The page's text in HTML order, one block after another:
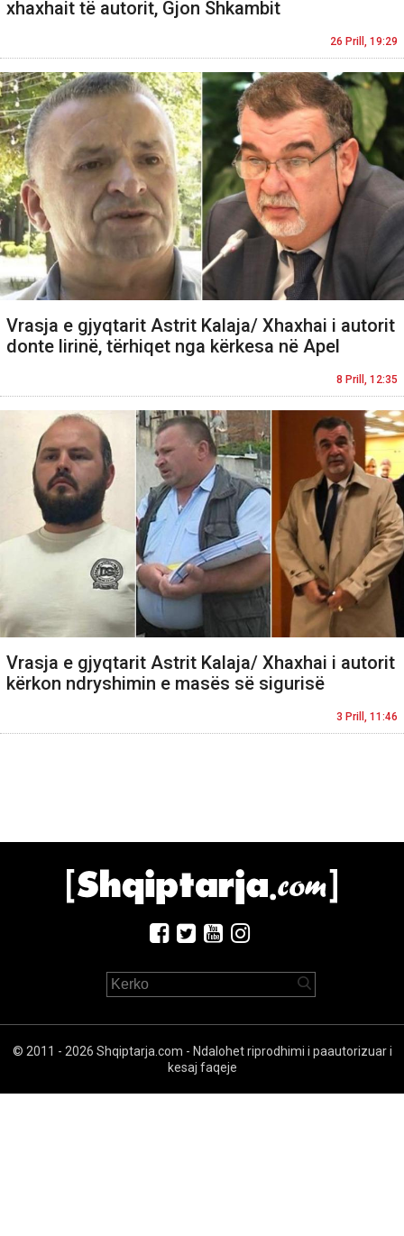
xhaxhait të autorit, Gjon Shkambit
26 Prill, 19:29
Vrasja e gjyqtarit Astrit Kalaja/ Xhaxhai i autorit
donte lirinë, tërhiqet nga kërkesa në Apel
8 Prill, 12:35
Vrasja e gjyqtarit Astrit Kalaja/ Xhaxhai i autorit
kërkon ndryshimin e masës së sigurisë
3 Prill, 11:46
© 2011 - 2026 Shqiptarja.com - Ndalohet riprodhimi i paautorizuar i
kesaj faqeje